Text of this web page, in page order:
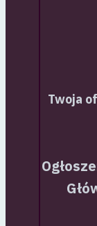
Twoja